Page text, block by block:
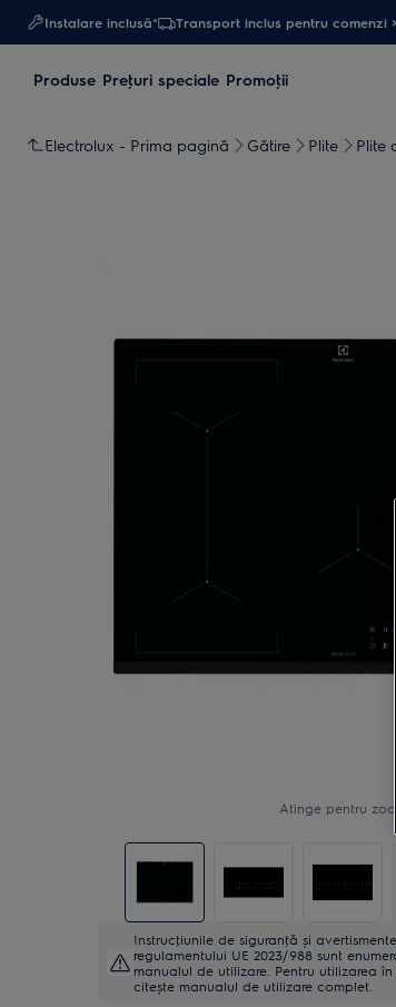
Instalare inclusă* Transport inclus pentru comenzi
Produse Preţuri speciale Promoţii
Electrolux - Prima pagină Gătire Plite Plite
Atinge pentru
Instrucţiunile de siguranţă și
regulamentului UE 2023/988 sunt
manualul de utilizare. Pentru utilizarea
citește manualul de utilizare complet.